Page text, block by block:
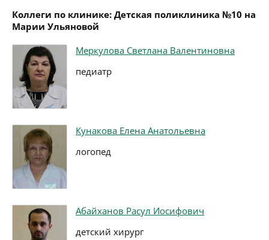
Коллеги по клинике: Детская поликлиника №10 на
Марии Ульяновой
Меркулова Светлана Валентиновна
педиатр
Кунакова Елена Анатольевна
логопед
Абайханов Расул Иосифович
детский хирург